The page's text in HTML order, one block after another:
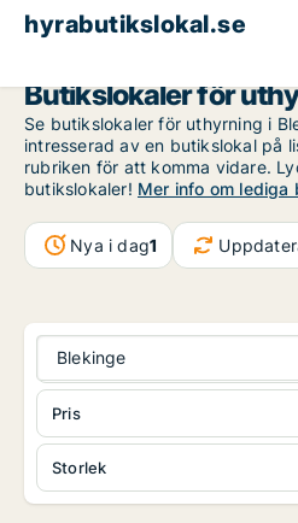
hyrabutikslokal.se
Butikslokaler för
Se butikslokaler för uthyrning i
intresserad av en butikslokal på
rubriken för att komma vidare.
butikslokaler! Mer info om lediga
Nya i dag1
Blekinge
Storlek
Pris